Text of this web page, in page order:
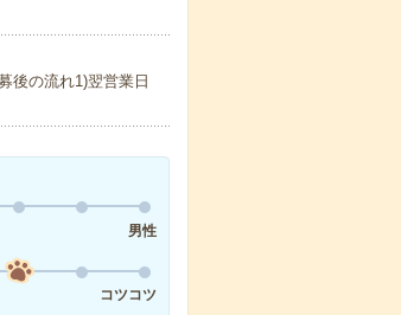
の流れ1)翌営業日
男性
コツコツ